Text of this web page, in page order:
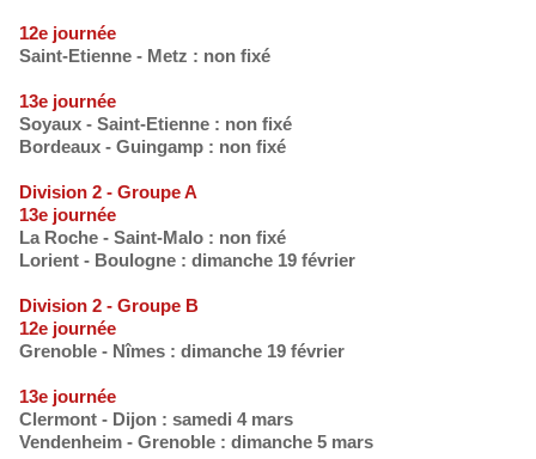
12e journée
Saint-Etienne - Metz : non fixé
13e journée
Soyaux - Saint-Etienne : non fixé
Bordeaux - Guingamp : non fixé
Division 2 - Groupe A
13e journée
La Roche - Saint-Malo : non fixé
Lorient - Boulogne : dimanche 19 février
Division 2 - Groupe B
12e journée
Grenoble - Nîmes : dimanche 19 février
13e journée
Clermont - Dijon : samedi 4 mars
Vendenheim - Grenoble : dimanche 5 mars